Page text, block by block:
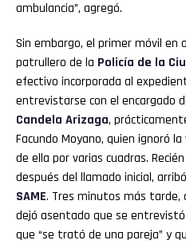
ambulancia”, agregó.
Sin embargo, el primer móvil en
patrullero de la Policía de la
efectivo incorporada al
entrevistarse con el encargado
Candela Arizaga,
Facundo Moyano, quien ignoró
de ella por varias cuadras.
después del llamado inicial,
SAME. Tres minutos más tarde,
dejó asentado que se
que “se trató de una pareja” y